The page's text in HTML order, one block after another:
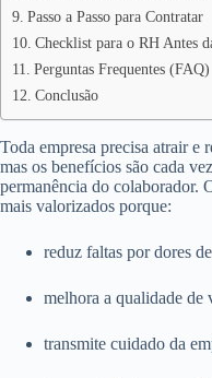
Passo a Passo para Contratar
Checklist para o RH Antes
Perguntas Frequentes (FAQ)
Conclusão
Toda empresa precisa atrair e
mas os benefícios são cada
permanência do colaborador.
mais valorizados porque:
reduz faltas por dores
melhora a qualidade de
transmite cuidado da